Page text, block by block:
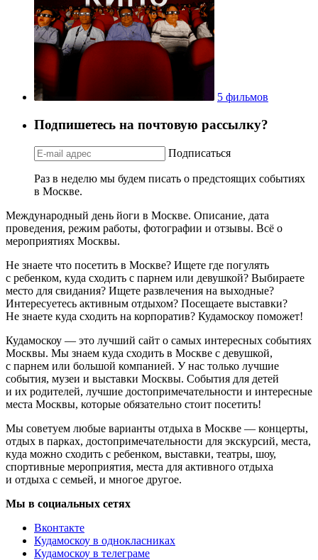
5 фильмов
Подпишетесь на почтовую рассылку?
Подписаться
Раз в неделю мы будем писать о предстоящих событиях
в Москве.
Международный день йоги в Москве. Описание, дата
проведения, режим работы, фотографии и отзывы. Всё о
мероприятиях Москвы.
Не знаете что посетить в Москве? Ищете где погулять
с ребенком, куда сходить с парнем или девушкой? Выбираете
место для свидания? Ищете развлечения на выходные?
Интересуетесь активным отдыхом? Посещаете выставки?
Не знаете куда сходить на корпоратив? Кудамоскоу поможет!
Кудамоскоу — это лучший сайт о самых интересных событиях
Москвы. Мы знаем куда сходить в Москве с девушкой,
с парнем или большой компанией. У нас только лучшие
события, музеи и выставки Москвы. События для детей
и их родителей, лучшие достопримечательности и интересные
места Москвы, которые обязательно стоит посетить!
Мы советуем любые варианты отдыха в Москве — концерты,
отдых в парках, достопримечательности для экскурсий, места,
куда можно сходить с ребенком, выставки, театры, шоу,
спортивные мероприятия, места для активного отдыха
и отдыха с семьей, и многое другое.
Мы в социальных сетях
Вконтакте
Кудамоскоу в однокласниках
Кудамоскоу в телеграме